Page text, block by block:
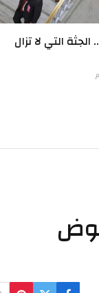
إبستين 2026.. الجثة التي لا تزال